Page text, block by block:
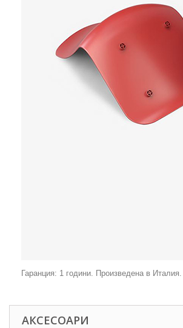
Гаранция: 1 години. Произведена в Италия.
АКСЕСОАРИ